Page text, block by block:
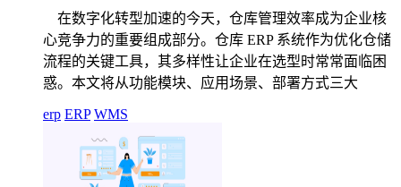
在数字化转型加速的今天，仓库管理效率成为企业核
心竞争力的重要组成部分。仓库 ERP 系统作为优化仓储
流程的关键工具，其多样性让企业在选型时常常面临困
惑。本文将从功能模块、应用场景、部署方式三大
erp ERP WMS